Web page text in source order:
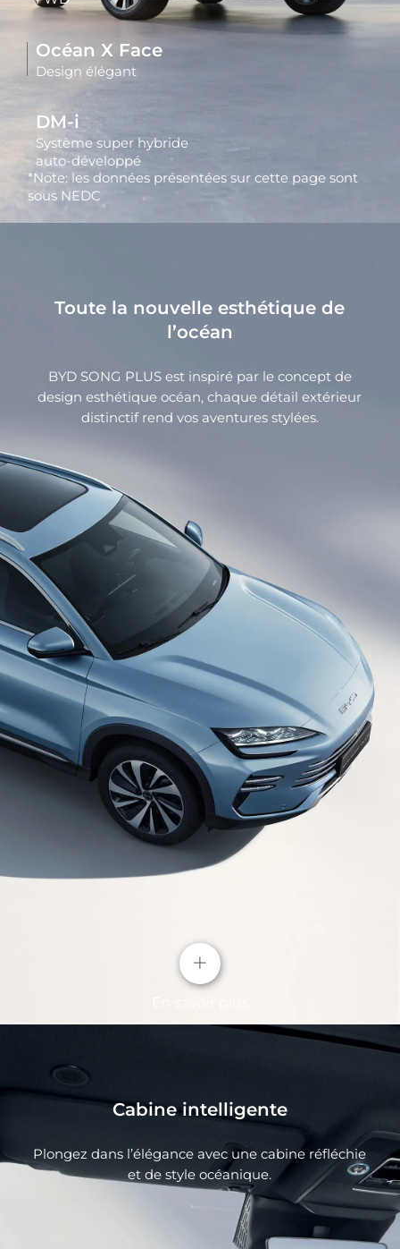
Océan X Face
Design élégant
DM-i
Système super hybride
auto-développé
*Note: les données présentées sur cette page sont
sous NEDC
Toute la nouvelle esthétique de
l’océan
BYD SONG PLUS est inspiré par le concept de
design esthétique océan, chaque détail extérieur
distinctif rend vos aventures stylées.
+
Océan X FACE
Toute la nouvelle face avant conçue pour
Cabine intelligente
Plongez dans l’élégance avec une cabine réfléchie
et de style océanique.